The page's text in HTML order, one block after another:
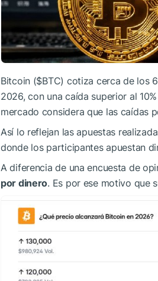
Bitcoin ($BTC) cotiza cerca de los
2026, con una caída superior al
mercado considera que las caídas
Así lo reflejan las apuestas
donde los participantes apuestan
A diferencia de una encuesta de
por dinero. Es por ese motivo que